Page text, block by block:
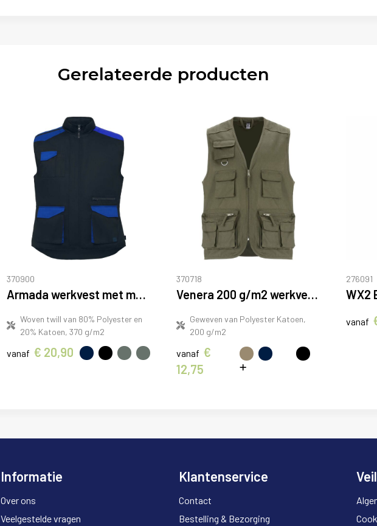
Gerelateerde producten
370900
Armada werkvest met meerdere zakken
Woven twill van 80% Polyester en
20% Katoen, 370 g/m2
vanaf € 20,90
370718
Venera 200 g/m2 werkvest met V-hals en meerdere zakken
Geweven van Polyester Katoen,
200 g/m2
vanaf €
12,75
276091
vanaf
Informatie
Over ons
Veelgestelde vragen
Klantenservice
Contact
Bestelling & Bezorging